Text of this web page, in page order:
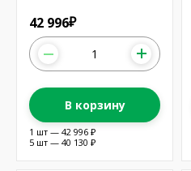
42 996₽
В корзину
1 шт — 42 996 ₽
5 шт — 40 130 ₽